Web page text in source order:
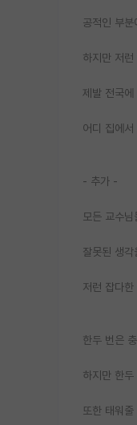
공적인 부
하지만 저
제발 전국
어디 집에
- 추가 -
모든 교수
잘못된 생
저런 잡다
한두 번은
하지만 한
또한 태워